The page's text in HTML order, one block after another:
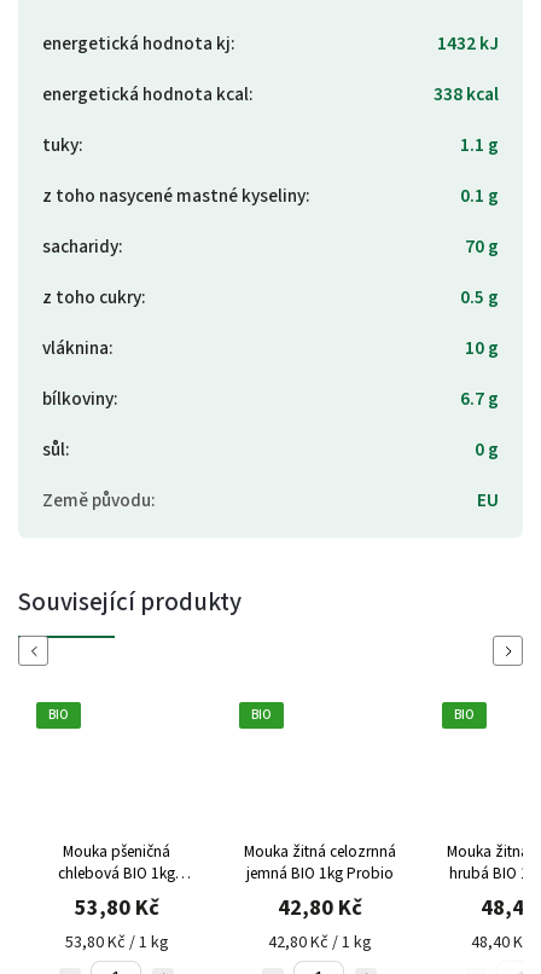
energetická hodnota kj:
1432 kJ
energetická hodnota kcal:
338 kcal
tuky:
1.1 g
z toho nasycené mastné kyseliny:
0.1 g
sacharidy:
70 g
z toho cukry:
0.5 g
vláknina:
10 g
bílkoviny:
6.7 g
sůl:
0 g
Země původu: EU
Související produkty
Previous
BIO
Mouka pšeničná
chlebová BIO 1kg
Probio
53,80 Kč
53,80 Kč / 1 kg
BIO
Mouka žitná celozrnná
jemná BIO 1kg Probio
42,80 Kč
42,80 Kč / 1 kg
BIO
Mouka žitná
hrubá BIO
48,40
48,40 Kč
Next